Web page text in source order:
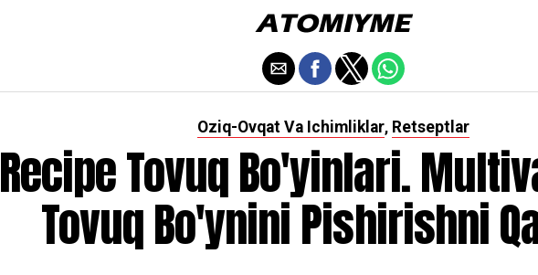
Oziq-Ovqat Va Ichimliklar, Retseptlar
Recipe Tovuq Bo'yinlari.
Tovuq Bo'ynini Pishirishni